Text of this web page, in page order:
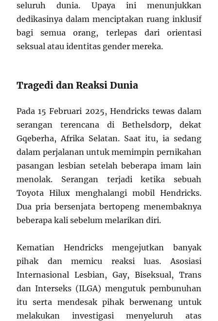
seluruh dunia. Upaya ini menunjukkan
dedikasinya dalam menciptakan ruang inklusif
bagi semua orang, terlepas dari orientasi
seksual atau identitas gender mereka.
Tragedi dan Reaksi Dunia
Pada 15 Februari 2025, Hendricks tewas dalam
serangan terencana di Bethelsdorp, dekat
Gqeberha, Afrika Selatan. Saat itu, ia sedang
dalam perjalanan untuk memimpin pernikahan
pasangan lesbian setelah beberapa imam lain
menolak. Serangan terjadi ketika sebuah
Toyota Hilux menghalangi mobil Hendricks.
Dua pria bersenjata bertopeng menembaknya
beberapa kali sebelum melarikan diri.
Kematian Hendricks mengejutkan banyak
pihak dan memicu reaksi luas. Asosiasi
Internasional Lesbian, Gay, Biseksual, Trans
dan Interseks (ILGA) mengutuk pembunuhan
itu serta mendesak pihak berwenang untuk
melakukan investigasi menyeluruh atas